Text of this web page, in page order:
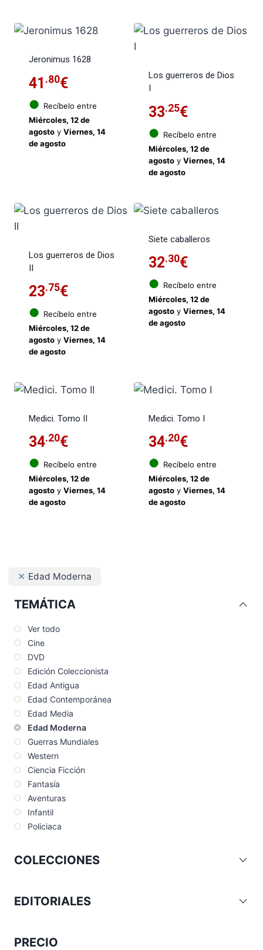
Jeronimus 1628
41 .80€
● Recíbelo entre
Miércoles, 12 de
agostoy Viernes, 14
de agosto
Los guerreros de Dios
I
33.25€
● Recíbelo entre
Miércoles, 12 de
agostoy Viernes, 14
de agosto
Los guerreros de Dios
II
23.75€
● Recíbelo entre
Miércoles, 12 de
agostoy Viernes, 14
de agosto
Siete caballeros
32.30€
● Recíbelo entre
Miércoles, 12 de
agostoy Viernes, 14
de agosto
Medici. Tomo II
34.20€
● Recíbelo entre
Miércoles, 12 de
agostoy Viernes, 14
de agosto
Medici. Tomo I
34.20€
● Recíbelo entre
Miércoles, 12 de
agostoy Viernes, 14
de agosto
Edad Moderna
TEMÁTICA
Ver todo
Cine
DVD
Edición Coleccionista
Edad Antigua
Edad Contemporánea
Edad Media
Edad Moderna
Guerras Mundiales
Western
Ciencia Ficción
Fantasía
Aventuras
Infantil
Policiaca
COLECCIONES
EDITORIALES
PRECIO